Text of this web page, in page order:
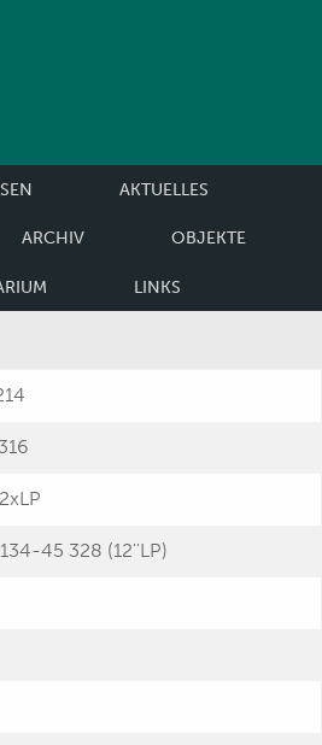
AKTUELLES
ARCHIV OBJEKTE
LINKS
45 328 (12''LP)